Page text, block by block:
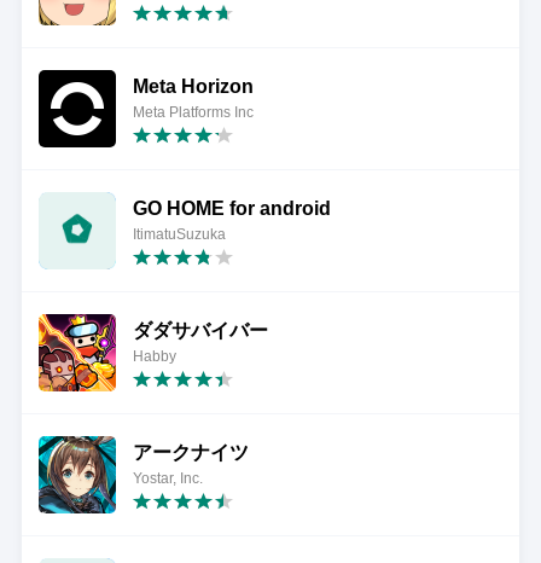
Meta Horizon
Meta Platforms Inc
GO HOME for android
ItimatuSuzuka
ダダサバイバー
Habby
アークナイツ
Yostar, Inc.